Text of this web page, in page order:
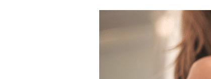
Centres Aragó